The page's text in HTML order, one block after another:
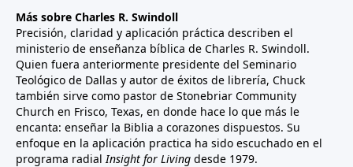
Más sobre Charles R. Swindoll
Precisión, claridad y aplicación práctica describen el
ministerio de enseñanza bíblica de Charles R. Swindoll.
Quien fuera anteriormente presidente del Seminario
Teológico de Dallas y autor de éxitos de librería, Chuck
también sirve como pastor de Stonebriar Community
Church en Frisco, Texas, en donde hace lo que más le
encanta: enseñar la Biblia a corazones dispuestos. Su
enfoque en la aplicación practica ha sido escuchado en el
programa radial Insight for Living desde 1979.